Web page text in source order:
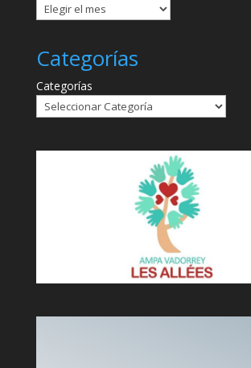
Categorías
Categorías